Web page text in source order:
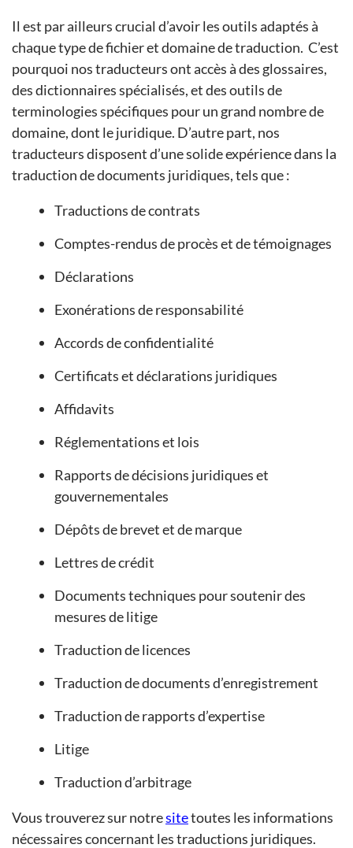
Il est par ailleurs crucial d’avoir les outils adaptés à
chaque type de fichier et domaine de traduction. C’est
pourquoi nos traducteurs ont accès à des glossaires,
des dictionnaires spécialisés, et des outils de
terminologies spécifiques pour un grand nombre de
domaine, dont le juridique. D’autre part, nos
traducteurs disposent d’une solide expérience dans la
traduction de documents juridiques, tels que :
Traductions de contrats
Comptes-rendus de procès et de témoignages
Déclarations
Exonérations de responsabilité
Accords de confidentialité
Certificats et déclarations juridiques
Affidavits
Réglementations et lois
Rapports de décisions juridiques et
gouvernementales
Dépôts de brevet et de marque
Lettres de crédit
Documents techniques pour soutenir des
mesures de litige
Traduction de licences
Traduction de documents d’enregistrement
Traduction de rapports d’expertise
Litige
Traduction d’arbitrage
Vous trouverez sur notresitetoutes les informations
nécessaires concernant les traductions juridiques.